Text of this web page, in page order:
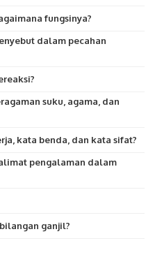
fungsinya?
dalam pecahan
suku, agama, dan
kata benda, dan kata sifat?
pengalaman dalam
ganjil?